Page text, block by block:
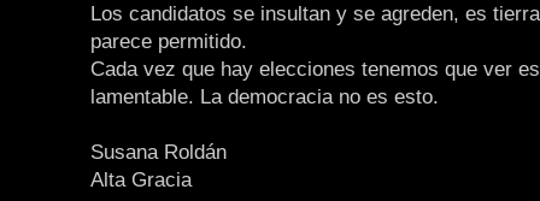
Los candidatos se insultan y se agreden, es
parece permitido.
Cada vez que hay elecciones tenemos que ver
lamentable. La democracia no es esto.
Susana Roldán
Alta Gracia